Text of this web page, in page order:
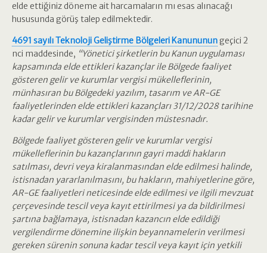
elde ettiğiniz döneme ait harcamaların mı esas alınacağı
hususunda görüş talep edilmektedir.
4691 sayılı Teknoloji Geliştirme Bölgeleri Kanununungeçici 2
nci maddesinde, “Yönetici şirketlerin bu Kanun uygulaması
kapsamında elde ettikleri kazançlar ile Bölgede faaliyet
gösteren gelir ve kurumlar vergisi mükelleflerinin,
münhasıran bu Bölgedeki yazılım, tasarım ve AR-GE
faaliyetlerinden elde ettikleri kazançları 31/12/2028 tarihine
kadar gelir ve kurumlar vergisinden müstesnadır.
Bölgede faaliyet gösteren gelir ve kurumlar vergisi
mükelleflerinin bu kazançlarının gayri maddi hakların
satılması, devri veya kiralanmasından elde edilmesi halinde,
istisnadan yararlanılmasını, bu hakların, mahiyetlerine göre,
AR-GE faaliyetleri neticesinde elde edilmesi ve ilgili mevzuat
çerçevesinde tescil veya kayıt ettirilmesi ya da bildirilmesi
şartına bağlamaya, istisnadan kazancın elde edildiği
vergilendirme dönemine ilişkin beyannamelerin verilmesi
gereken sürenin sonuna kadar tescil veya kayıt için yetkili